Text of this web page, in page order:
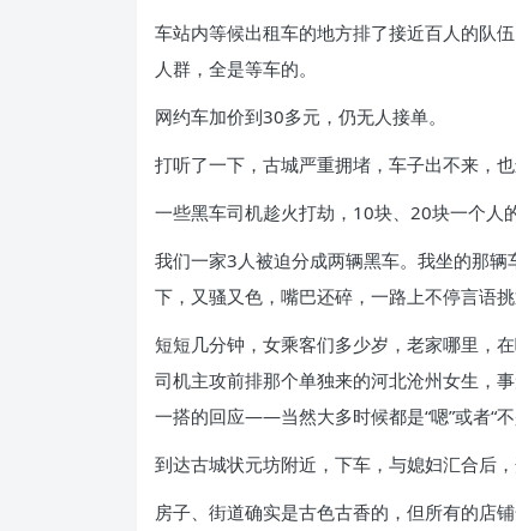
车站内等候出租车的地方排了接近百人的队
人群，全是等车的。
网约车加价到30多元，仍无人接单。
打听了一下，古城严重拥堵，车子出不来，也
一些黑车司机趁火打劫，10块、20块一个人
我们一家3人被迫分成两辆黑车。我坐的那
下，又骚又色，嘴巴还碎，一路上不停言语挑
短短几分钟，女乘客们多少岁，老家哪里，
司机主攻前排那个单独来的河北沧州女生，
一搭的回应——当然大多时候都是“嗯”或者“
到达古城状元坊附近，下车，与媳妇汇合后，
房子、街道确实是古色古香的，但所有的店